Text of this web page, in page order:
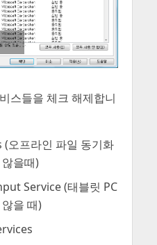
스들을 체크 해제합니
오프라인 파일 동기화
을때)
Service (태블릿 PC
을 때)